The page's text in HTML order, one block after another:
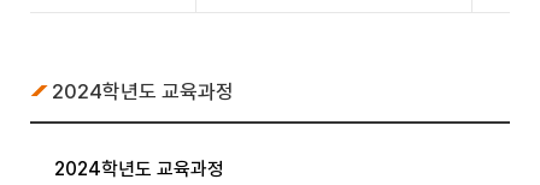
2024학년도 교육과정
2024학년도 교육과정